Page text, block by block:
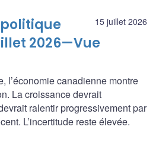
15 juillet 2026
2026—Vue
l’économie canadienne montre
La croissance devrait
ralentir progressivement par
L’incertitude reste élevée.